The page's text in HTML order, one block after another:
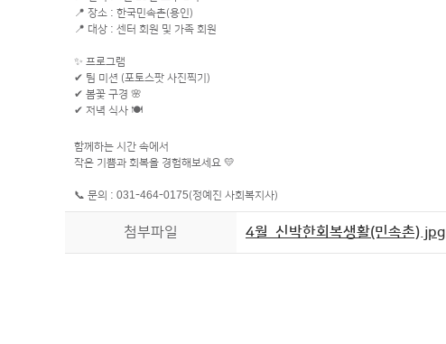
📍 장소 : 한국민속촌(용인)
📍 대상 : 센터 회원 및 가족 회원
✨ 프로그램
✔ 팀 미션 (포토스팟 사진찍기)
✔ 봄꽃 구경 🌸
✔ 저녁 식사 🍽
함께하는 시간 속에서
작은 기쁨과 회복을 경험해보세요 💛
📞 문의 : 031-464-0175(정예진 사회복지사)
첨부파일 4월_신박한회복생활(민속촌).jpg